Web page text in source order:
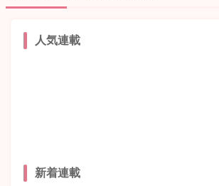
人気連載
新着連載